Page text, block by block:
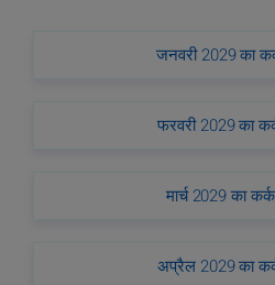
जनवरी 2029 का
फरवरी 2029 का
मार्च 2029 का
अप्रैल 2029 का